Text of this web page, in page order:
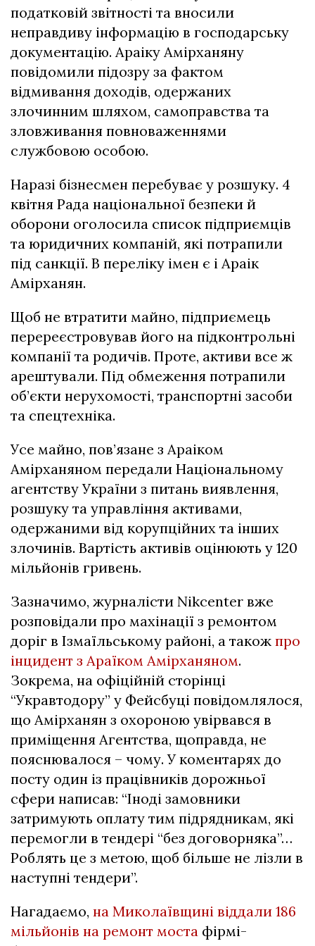
податковій звітності та вносили
неправдиву інформацію в господарську
документацію. Араіку Амірханяну
повідомили підозру за фактом
відмивання доходів, одержаних
злочинним шляхом, самоправства та
зловживання повноваженнями
службовою особою.
Наразі бізнесмен перебуває у розшуку. 4
квітня Рада національної безпеки й
оборони оголосила список підприємців
та юридичних компаній, які потрапили
під санкції. В переліку імен є і Араік
Амірханян.
Щоб не втратити майно, підприємець
перереєстровував його на підконтрольні
компанії та родичів. Проте, активи все ж
арештували. Під обмеження потрапили
об’єкти нерухомості, транспортні засоби
та спецтехніка.
Усе майно, пов’язане з Араіком
Амірханяном передали Національному
агентству України з питань виявлення,
розшуку та управління активами,
одержаними від корупційних та інших
злочинів. Вартість активів оцінюють у 120
мільйонів гривень.
Зазначимо, журналісти Nikcenter вже
розповідали про махінації з ремонтом
доріг в Ізмаїльському районі, а також про
інцидент з Араїком Амірханяном.
Зокрема, на офіційній сторінці
“Укравтодору” у Фейсбуці повідомлялося,
що Амірханян з охороною увірвався в
приміщення Агентства, щоправда, не
пояснювалося – чому. У коментарях до
посту один із працівників дорожньої
сфери написав: “Іноді замовники
затримують оплату тим підрядникам, які
перемогли в тендері “без договорняка”…
Роблять це з метою, щоб більше не лізли в
наступні тендери”.
Нагадаємо, на Миколаївщині віддали 186
мільйонів на ремонт моста фірмі-